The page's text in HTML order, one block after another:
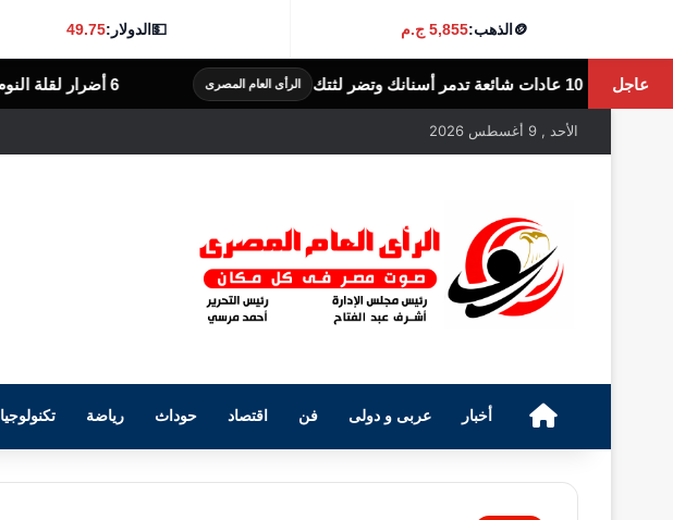
🪙الذهب:5,855 ج.م 💵الدولار:49.75
عاجل الرأى العام المصرى 6 أضرار لقلة النوم.. ماذا يحدث لجسمك عندما تنام أقل من 7 ساعات؟
الأحد , 9 أغسطس 2026
الرئيسيةأخبار عربى و دولى فن اقتصاد حوداث رياضة تكنولوجيا